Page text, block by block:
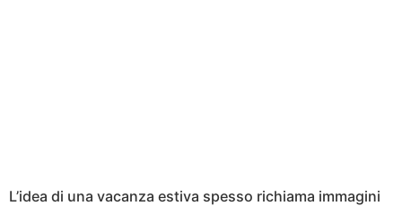
L’idea di una vacanza estiva spesso richiama immagini